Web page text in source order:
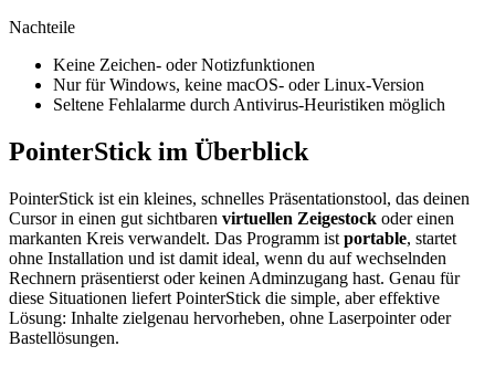
Nachteile
Keine Zeichen- oder Notizfunktionen
Nur für Windows, keine macOS- oder Linux-Version
Seltene Fehlalarme durch Antivirus-Heuristiken möglich
PointerStick im Überblick
PointerStick ist ein kleines, schnelles Präsentationstool, das deinen
Cursor in einen gut sichtbaren virtuellen Zeigestock oder einen
markanten Kreis verwandelt. Das Programm ist portable, startet
ohne Installation und ist damit ideal, wenn du auf wechselnden
Rechnern präsentierst oder keinen Adminzugang hast. Genau für
diese Situationen liefert PointerStick die simple, aber effektive
Lösung: Inhalte zielgenau hervorheben, ohne Laserpointer oder
Bastellösungen.